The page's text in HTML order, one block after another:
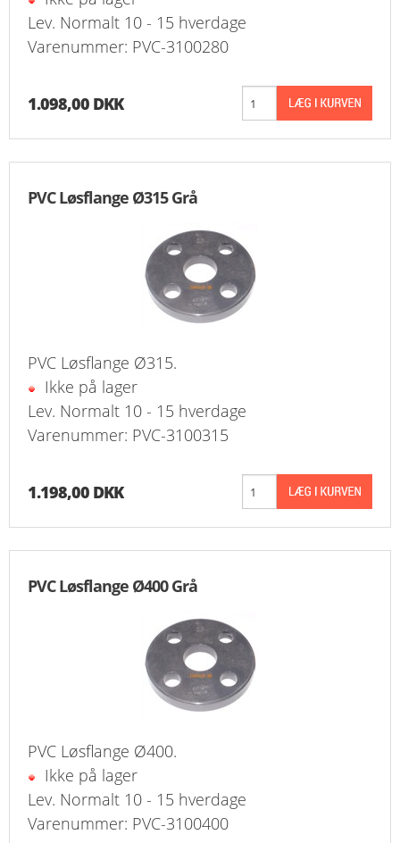
Lev. Normalt 10 - 15 hverdage
Varenummer: PVC-3100280
1.098,00 DKK
PVC Løsflange Ø315 Grå
PVC Løsflange Ø315.
Ikke på lager
Lev. Normalt 10 - 15 hverdage
Varenummer: PVC-3100315
1.198,00 DKK
PVC Løsflange Ø400 Grå
PVC Løsflange Ø400.
Ikke på lager
Lev. Normalt 10 - 15 hverdage
Varenummer: PVC-3100400